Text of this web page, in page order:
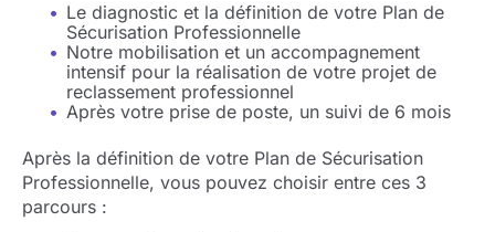
Le diagnostic et la définition de votre Plan de
Sécurisation Professionnelle
Notre mobilisation et un accompagnement
intensif pour la réalisation de votre projet de
reclassement professionnel
Après votre prise de poste, un suivi de 6 mois
Après la définition de votre Plan de Sécurisation
Professionnelle, vous pouvez choisir entre ces 3
parcours :